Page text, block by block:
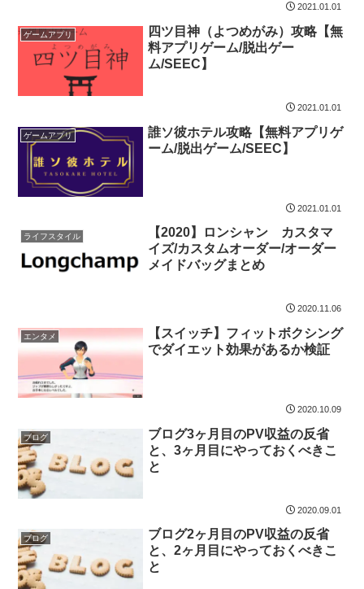
2021.01.01
ゲームアプリ
四ツ目神（よつめがみ）攻略【無
料アプリゲーム/脱出ゲー
ム/SEEC】
2021.01.01
ゲームアプリ
誰ソ彼ホテル攻略【無料アプリゲ
ーム/脱出ゲーム/SEEC】
2021.01.01
ライフスタイル
【2020】ロンシャン カスタマ
イズ/カスタムオーダー/オーダー
メイドバッグまとめ
2020.11.06
エンタメ
【スイッチ】フィットボクシング
でダイエット効果があるか検証
2020.10.09
ブログ
ブログ3ヶ月目のPV収益の反省
と、3ヶ月目にやっておくべきこ
と
2020.09.01
ブログ
ブログ2ヶ月目のPV収益の反省
と、2ヶ月目にやっておくべきこ
と